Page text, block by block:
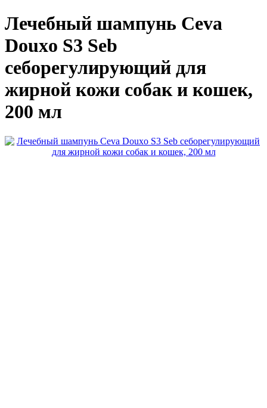
Лечебный шампунь Ceva
Douxo S3 Seb
себорегулирующий для
жирной кожи собак и кошек,
200 мл